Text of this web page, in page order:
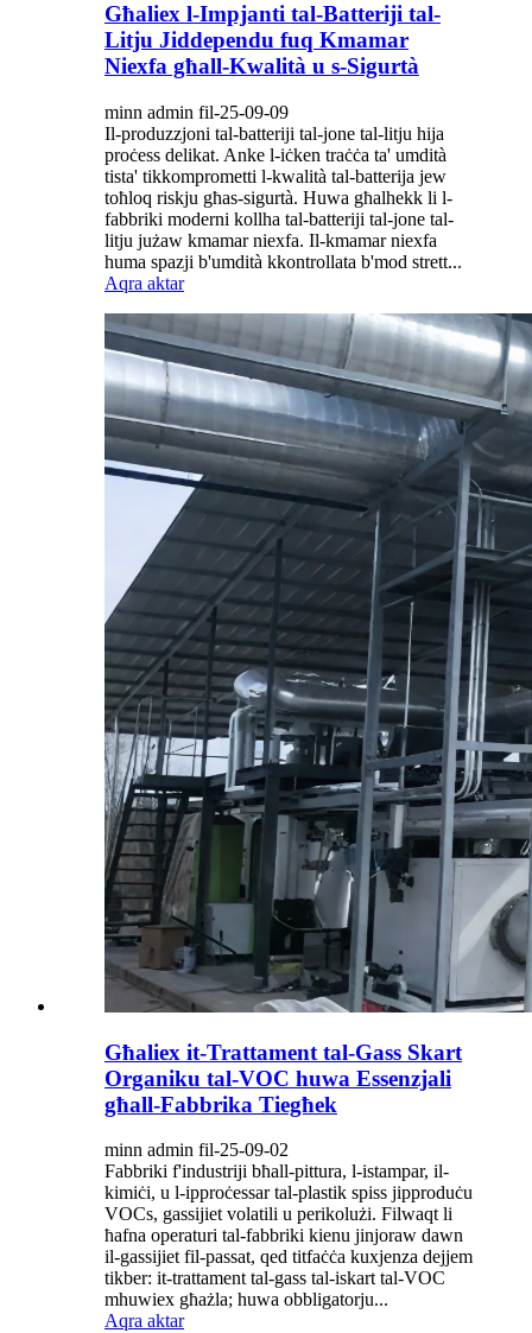
Għaliex l-Impjanti tal-Batteriji tal-
Litju Jiddependu fuq Kmamar
Niexfa għall-Kwalità u s-Sigurtà
minn admin fil-25-09-09
Il-produzzjoni tal-batteriji tal-jone tal-litju hija
proċess delikat. Anke l-iċken traċċa ta' umdità
tista' tikkomprometti l-kwalità tal-batterija jew
toħloq riskju għas-sigurtà. Huwa għalhekk li l-
fabbriki moderni kollha tal-batteriji tal-jone tal-
litju jużaw kmamar niexfa. Il-kmamar niexfa
huma spazji b'umdità kkontrollata b'mod strett...
Aqra aktar
Għaliex it-Trattament tal-Gass Skart
Organiku tal-VOC huwa Essenzjali
għall-Fabbrika Tiegħek
minn admin fil-25-09-02
Fabbriki f'industriji bħall-pittura, l-istampar, il-
kimiċi, u l-ipproċessar tal-plastik spiss jipproduċu
VOCs, gassijiet volatili u perikolużi. Filwaqt li
ħafna operaturi tal-fabbriki kienu jinjoraw dawn
il-gassijiet fil-passat, qed titfaċċa kuxjenza dejjem
tikber: it-trattament tal-gass tal-iskart tal-VOC
mhuwiex għażla; huwa obbligatorju...
Aqra aktar